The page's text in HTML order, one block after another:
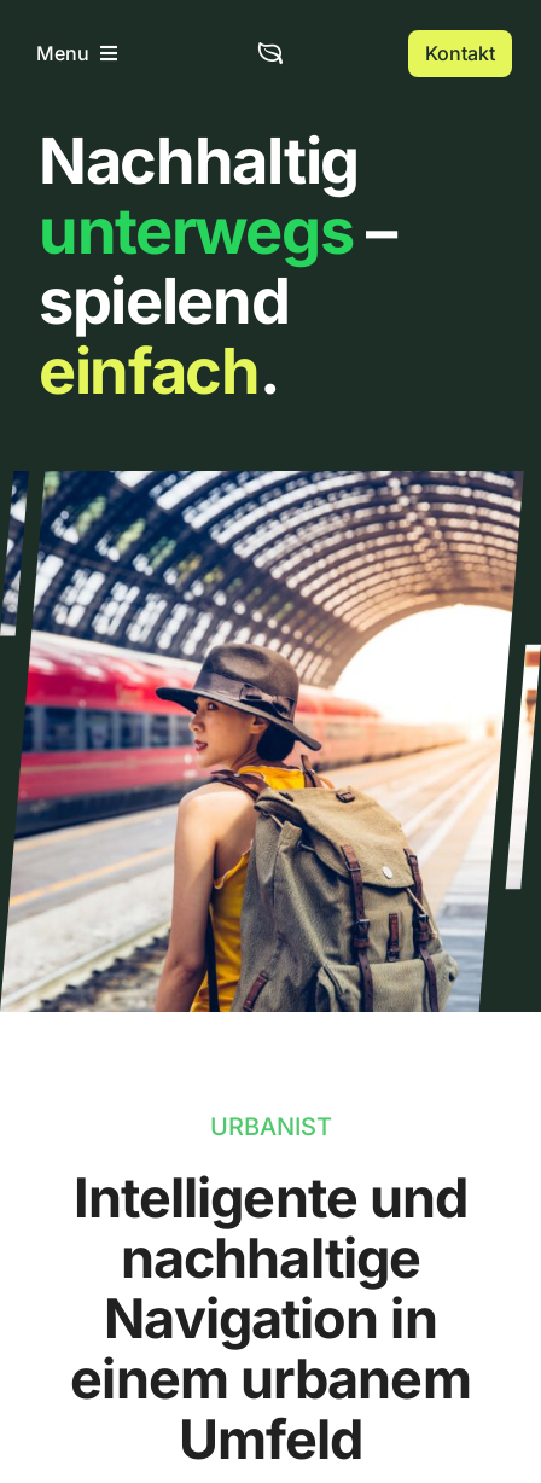
InhaltMenu
Home
Über uns
Urbanlist
Kontakt
Nachhaltig
unterwegs–
spielend
einfach.
URBANIST
Intelligente und
nachhaltige
Navigation in
einem urbanem
Umfeld